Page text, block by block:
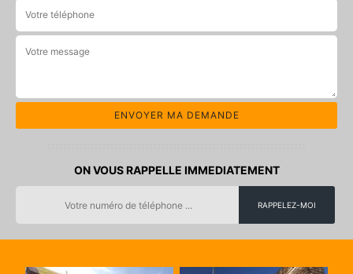
ON VOUS RAPPELLE IMMEDIATEMENT